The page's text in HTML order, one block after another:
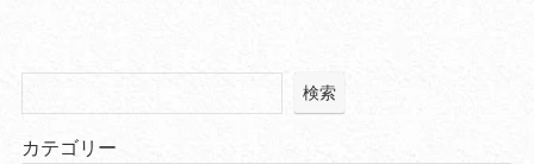
検索
カテゴリー